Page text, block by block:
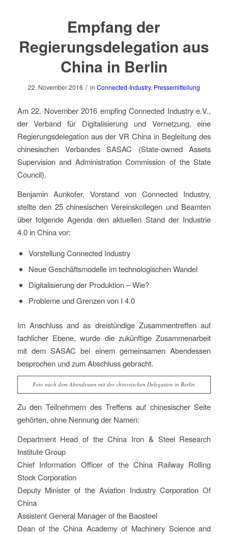
Empfang der
Regierungsdelegation aus
China in Berlin
22. November 2016 / in Connected-Industry, Pressemitteilung
Am 22. November 2016 empfing Connected Industry e.V.,
der Verband für Digitalisierung und Vernetzung, eine
Regierungsdelegation aus der VR China in Begleitung des
chinesischen Verbandes SASAC (State-owned Assets
Supervision and Administration Commission of the State
Council).
Benjamin Aunkofer, Vorstand von Connected Industry,
stellte den 25 chinesischen Vereinskollegen und Beamten
über folgende Agenda den aktuellen Stand der Industrie
4.0 in China vor:
Vorstellung Connected Industry
Neue Geschäftsmodelle im technologischen Wandel
Digitalisierung der Produktion – Wie?
Probleme und Grenzen von I 4.0
Im Anschluss and as dreistündige Zusammentreffen auf
fachlicher Ebene, wurde die zukünftige Zusammenarbeit
mit dem SASAC bei einem gemeinsamen Abendessen
besprochen und zum Abschluss gebracht.
Foto nach dem Abendessen mit der chinesischen Delegation in Berlin
Zu den Teilnehmern des Treffens auf chinesischer Seite
gehörten, ohne Nennung der Namen:
Department Head of the China Iron & Steel Research
Institute Group
Chief Information Officer of the China Railway Rolling
Stock Corporation
Deputy Minister of the Aviation Industry Corporation Of
China
Assistent General Manager of the Baosteel
Dean of the China Academy of Machinery Science and